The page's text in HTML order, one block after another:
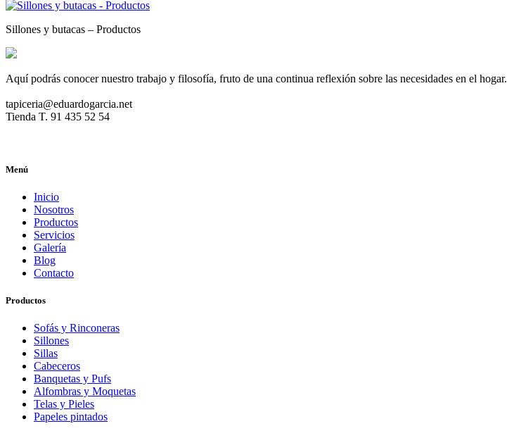
Sillones y butacas – Productos
Sillones y butacas – Productos
Aquí podrás conocer nuestro trabajo y filosofía, fruto de una continua reflexión sobre las necesidades en el hogar.
tapiceria@eduardogarcia.net
Tienda T. 91 435 52 54
Menú
Inicio
Nosotros
Productos
Servicios
Galería
Blog
Contacto
Productos
Sofás y Rinconeras
Sillones
Sillas
Cabeceros
Banquetas y Pufs
Alfombras y Moquetas
Telas y Pieles
Papeles pintados